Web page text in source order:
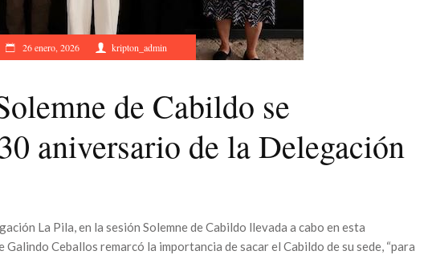
26 enero, 2026 kripton_admin
de Cabildo se
aniversario de la Delegación
La Pila, en la sesión Solemne de Cabildo llevada a cabo en esta
Galindo Ceballos remarcó la importancia de sacar el Cabildo de su sede, “para